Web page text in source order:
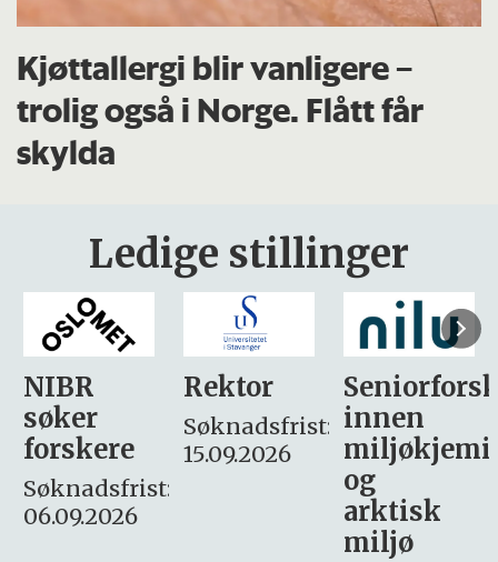
Kjøttallergi blir vanligere –
trolig også i Norge. Flått får
skylda
Ledige stillinger
Rektor
Søknadsfrist:
15.09.2026
Seniorforsker
innen
miljøkjemi
søker
– fast
Søknadsfrist:
16. august.